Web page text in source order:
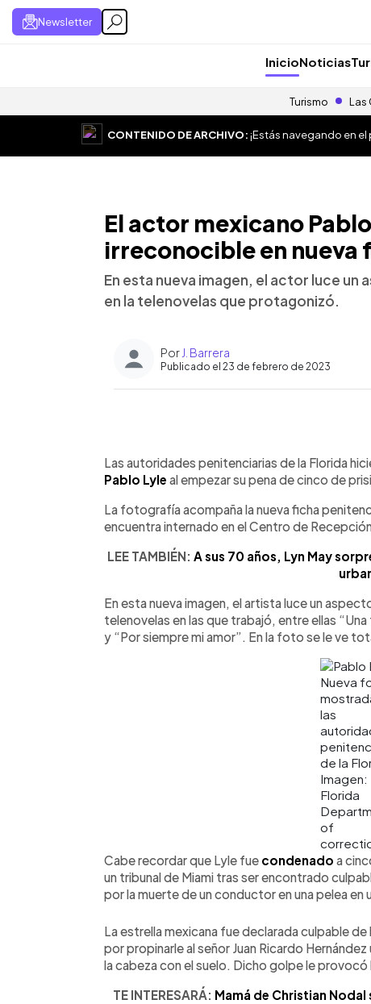
Newsletter
InicioNoticias
Turismo Las
CONTENIDO DE ARCHIVO:¡Estás navegando en
El actor mexicano
irreconocible en nueva
En esta nueva imagen, el actor luce
en la telenovelas que protagonizó.
Por J. Barrera
Publicado el 23 de febrero de 2023
► Escuchar artículo
Las autoridades penitenciarias de la Florida
Pablo Lyle al empezar su pena de cinco de
La fotografía acompaña la nueva ficha
encuentra internado en el Centro de
LEE TAMBIÉN: A sus 70 años, Lyn May
En esta nueva imagen, el artista luce un
telenovelas en las que trabajó, entre ellas
y “Por siempre mi amor”. En la foto se le ve
Nueva
las
de la
Imagen:
Florida
of
Cabe recordar que Lyle fue condenado a
un tribunal de Miami tras ser encontrado
por la muerte de un conductor en una pelea en
La estrella mexicana fue declarada culpable
por propinarle al señor Juan Ricardo
la cabeza con el suelo. Dicho golpe le provocó
TE INTERESARÁ: Mamá de Christian Nodal